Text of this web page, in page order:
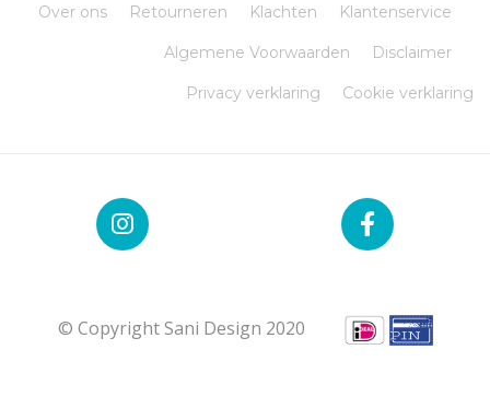
Over ons Retourneren Klachten Klantenservice
Algemene Voorwaarden Disclaimer
Privacy verklaring Cookie verklaring
© Copyright Sani Design 2020